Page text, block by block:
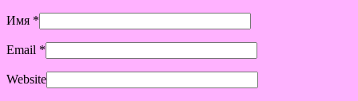
Имя *
Email *
Website